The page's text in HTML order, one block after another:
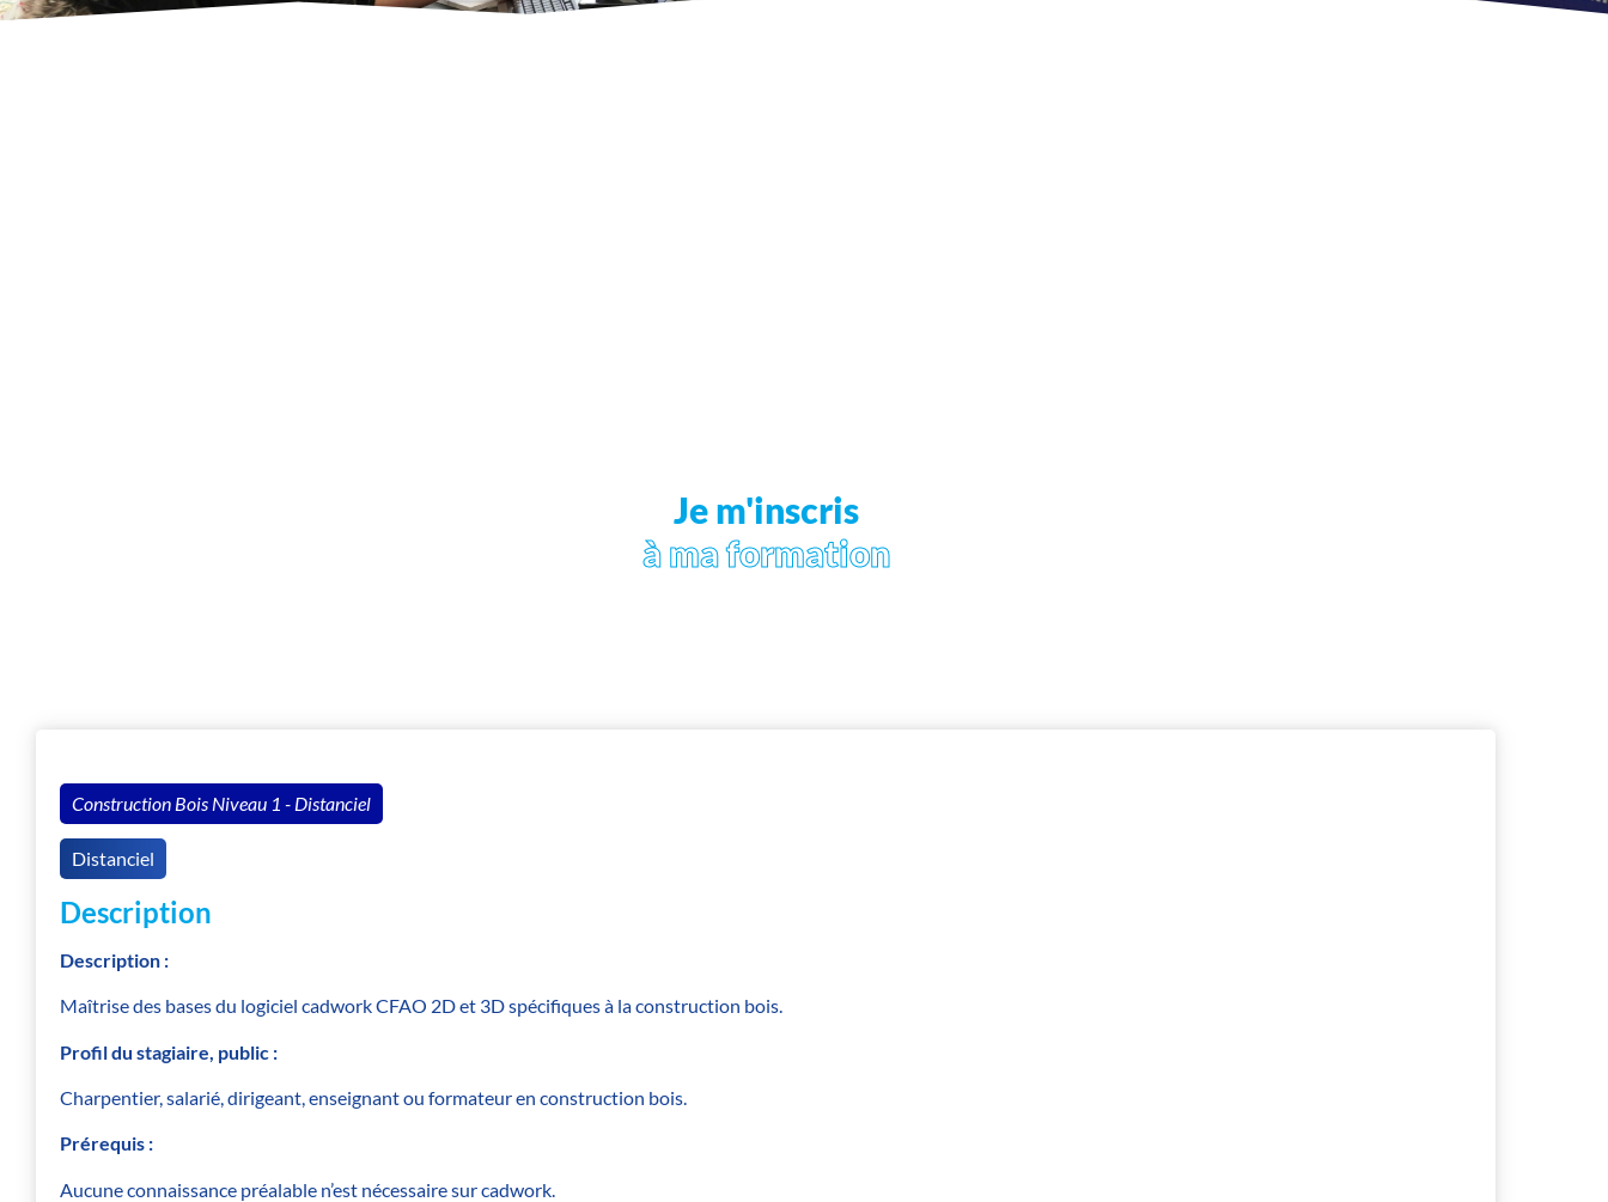
Je m'inscris
à ma formation
Construction Bois Niveau 1 - Distanciel
Lieu
Distanciel
Description
Description :
Maîtrise des bases du logiciel cadwork CFAO 2D et 3D spécifiques à la construction bois.
Profil du stagiaire, public :
Charpentier, salarié, dirigeant, enseignant ou formateur en construction bois.
Prérequis :
Aucune connaissance préalable n’est nécessaire sur cadwork.